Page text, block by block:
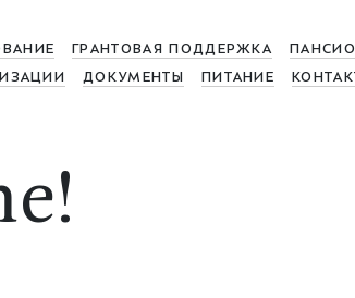
ГРАНТОВАЯ ПОДДЕРЖКА
ДОКУМЕНТЫ ПИТАНИЕ